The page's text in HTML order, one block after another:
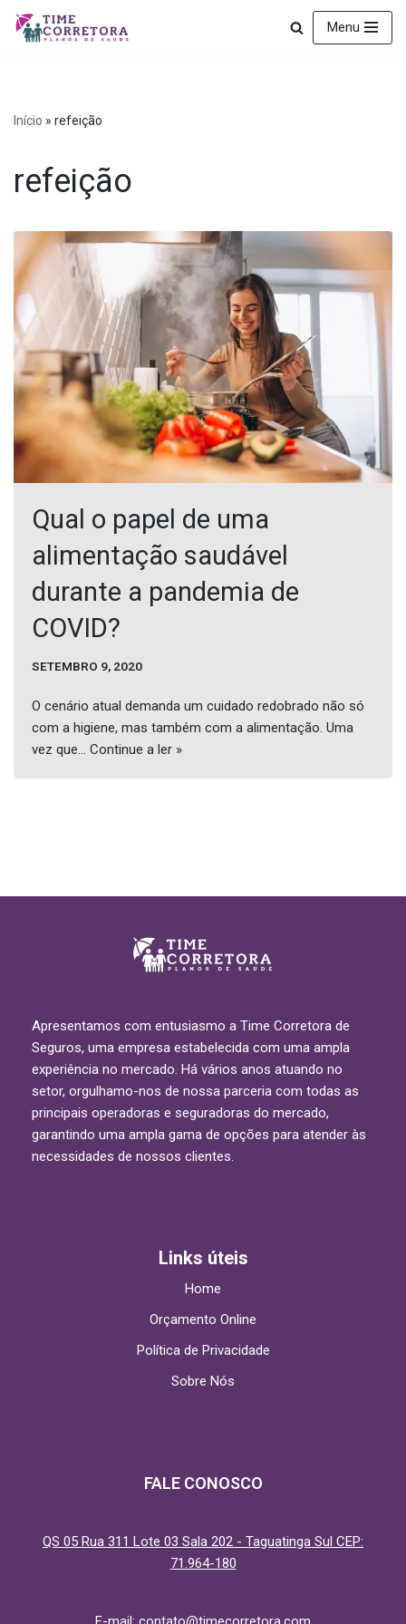
conteúdo
Menu
Início » refeição
refeição
Qual o papel de uma
alimentação saudável
durante a pandemia de
COVID?
SETEMBRO 9, 2020
O cenário atual demanda um cuidado redobrado não só
com a higiene, mas também com a alimentação. Uma
vez que… Continue a ler »
Apresentamos com entusiasmo a Time Corretora de
Seguros, uma empresa estabelecida com uma ampla
experiência no mercado. Há vários anos atuando no
setor, orgulhamo-nos de nossa parceria com todas as
principais operadoras e seguradoras do mercado,
garantindo uma ampla gama de opções para atender às
necessidades de nossos clientes.
Links úteis
Home
Orçamento Online
Política de Privacidade
Sobre Nós
FALE CONOSCO
QS 05 Rua 311 Lote 03 Sala 202 - Taguatinga Sul CEP:
71.964-180